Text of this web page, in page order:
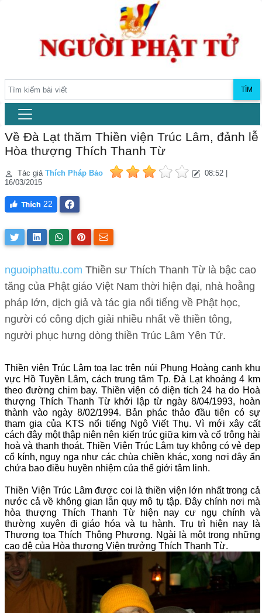
TÌM
Về Đà Lạt thăm Thiền viện Trúc Lâm, đảnh lễ
Hòa thượng Thích Thanh Từ
Tác giả Thích Pháp Bảo
08:52 |
16/03/2015
22
nguoiphattu.com Thiền sư Thích Thanh Từ là bậc cao
tăng của Phật giáo Việt Nam thời hiện đại, nhà hoằng
pháp lớn, dịch giả và tác gia nổi tiếng về Phật học,
người có công dịch giải nhiều nhất về thiền tông,
người phục hưng dòng thiền Trúc Lâm Yên Tử.
Thiền viện Trúc Lâm toạ lạc trên núi Phụng Hoàng cạnh khu
vực Hồ Tuyền Lâm, cách trung tâm Tp. Ðà Lạt khoảng 4 km
theo đường chim bay. Thiền viện có diện tích 24 ha do Hoà
thượng Thích Thanh Từ khởi lập từ ngày 8/04/1993, hoàn
thành vào ngày 8/02/1994. Bản phác thảo đầu tiên có sự
tham gia của KTS nổi tiếng Ngô Viết Thụ. Vì mới xây cất
cách đây một thập niên nên kiến trúc giữa kim và cổ trông hài
hoà và thanh thoát. Thiền Viện Trúc Lâm tuy không có vẻ đẹp
cổ kính, nguy nga như các chùa chiền khác, xong nơi đây ẩn
chứa bao điều huyền nhiệm của thế giới tâm linh.
Thiền Viện Trúc Lâm được coi là thiền viện lớn nhất trong cả
nước cả về không gian lẫn quy mô tụ tập. Đây chính nơi mà
hòa thượng Thích Thanh Từ hiện nay cư ngụ chính và
thường xuyên đi giáo hóa và tu hành. Trụ trì hiện nay là
Thượng tọa Thích Thông Phương. Ngài là một trong những
cao đệ của Hòa thượng Viện trưởng Thích Thanh Từ.